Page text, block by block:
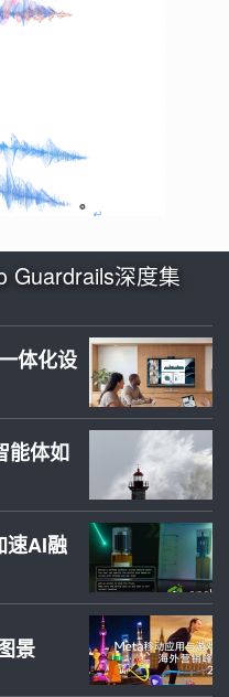
Guardrails深度集
体化设
能体如
速AI融
景